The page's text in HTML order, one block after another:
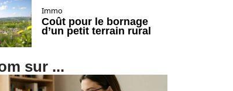
Immo
Coût pour le bornage
d’un petit terrain rural
sur ...